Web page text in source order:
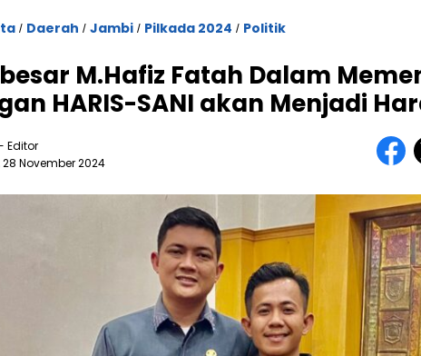
/ Daerah / Jambi / Pilkada 2024 / Politik
M.Hafiz Fatah Dalam
HARIS-SANI akan Menjadi
Editor
November 2024